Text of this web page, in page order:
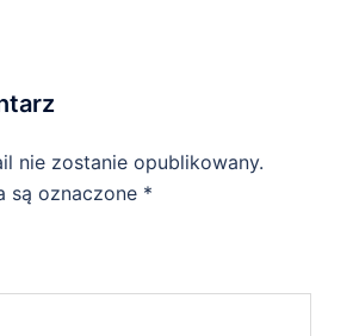
nie zostanie opublikowany.
są oznaczone *